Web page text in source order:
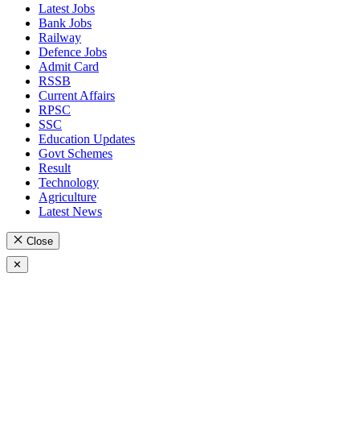
Latest Jobs
Bank Jobs
Railway
Defence Jobs
Admit Card
RSSB
Current Affairs
RPSC
SSC
Education Updates
Govt Schemes
Result
Technology
Agriculture
Latest News
Close
✕